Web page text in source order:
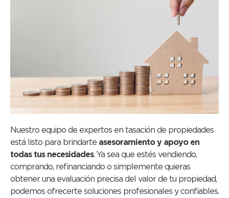
Nuestro equipo de expertos en tasación de propiedades
está listo para brindarte asesoramiento y apoyo en
todas tus necesidades. Ya sea que estés vendiendo,
comprando, refinanciando o simplemente quieras
obtener una evaluación precisa del valor de tu propiedad,
podemos ofrecerte soluciones profesionales y confiables.